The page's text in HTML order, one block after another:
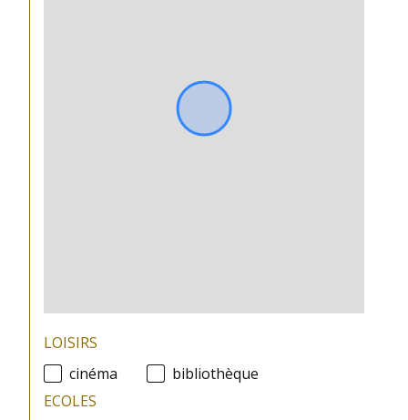
pas de procédure en
LOISIRS
cinéma
bibliothèque
ECOLES